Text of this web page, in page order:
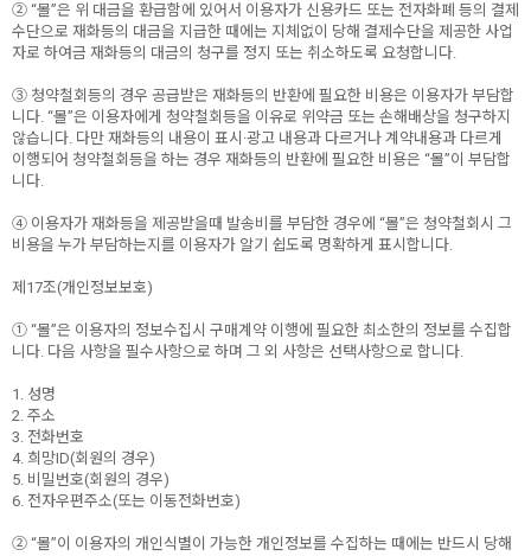
② “몰”은 위 대금을 환급함에 있어서 이용자가 신용카드 또는 전자화폐 등의 결제
수단으로 재화등의 대금을 지급한 때에는 지체없이 당해 결제수단을 제공한 사업
자로 하여금 재화등의 대금의 청구를 정지 또는 취소하도록 요청합니다.
③ 청약철회등의 경우 공급받은 재화등의 반환에 필요한 비용은 이용자가 부담합
니다. “몰”은 이용자에게 청약철회등을 이유로 위약금 또는 손해배상을 청구하지
않습니다. 다만 재화등의 내용이 표시·광고 내용과 다르거나 계약내용과 다르게
이행되어 청약철회등을 하는 경우 재화등의 반환에 필요한 비용은 “몰”이 부담합
니다.
④ 이용자가 재화등을 제공받을때 발송비를 부담한 경우에 “몰”은 청약철회시 그
비용을 누가 부담하는지를 이용자가 알기 쉽도록 명확하게 표시합니다.
제17조(개인정보보호)
① “몰”은 이용자의 정보수집시 구매계약 이행에 필요한 최소한의 정보를 수집합
니다. 다음 사항을 필수사항으로 하며 그 외 사항은 선택사항으로 합니다.
1. 성명
2. 주소
3. 전화번호
4. 희망ID(회원의 경우)
5. 비밀번호(회원의 경우)
6. 전자우편주소(또는 이동전화번호)
② “몰”이 이용자의 개인식별이 가능한 개인정보를 수집하는 때에는 반드시 당해